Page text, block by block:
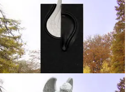
Engelflügel Urnengrabmal Granit
Schwedischer Granit
85 x 30 x 16 cm (HxBxT)
bis 31.08.26 statt4.950,00 €
Ihr Komplettpreis 4.331,25 €*
ARIELLA